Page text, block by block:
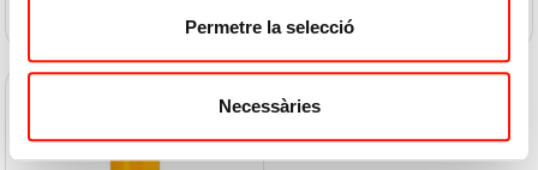
Permetre la selecció
Necessàries